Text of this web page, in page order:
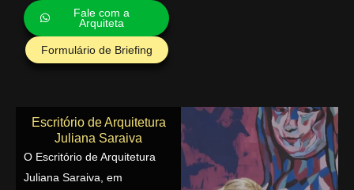
Fale com a
Arquiteta
Formulário de Briefing
Escritório de Arquitetura
Juliana Saraiva
O Escritório de Arquitetura
Juliana Saraiva, em